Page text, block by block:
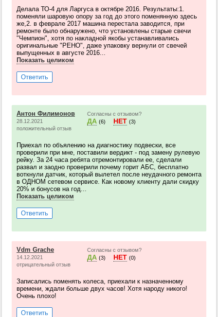
Делала ТО-4 для Ларгуса в октябре 2016. Результаты:1.
поменяли шаровую опору за год до этого поменянную здесь
же,2. в феврале 2017 машина перестала заводится, при
ремонте было обнаружено, что установлены старые свечи
"Чемпион", хотя по накладной якобы устанавливались
оригинальные "РЕНО", даже упаковку вернули от свечей
выпущенных в августе 2016...
Показать целиком
Ответить
Антон Филимонов
28.12.2021
положительный отзыв
Согласны с отзывом?
ДА (6) НЕТ (3)
Приехал по объялению на диагностику подвески, все
проверили при мне, поставили вердикт - под замену рулевую
рейку. За 24 часа ребята отремонтировали ее, сделали
развал и заодно проверили почему горит АБС, бесплатно
воткнули датчик, который вылетел после неудачного ремонта
в ОДНОМ сетевом сервисе. Как новому клиенту дали скидку
20% и бонусов на год...
Показать целиком
Ответить
Vdm Grache
14.12.2021
отрицательный отзыв
Согласны с отзывом?
ДА (3) НЕТ (0)
Записались поменять колеса, приехали к назначенному
времени, ждали больше двух часов! Хотя народу никого!
Очень плохо!
Ответить